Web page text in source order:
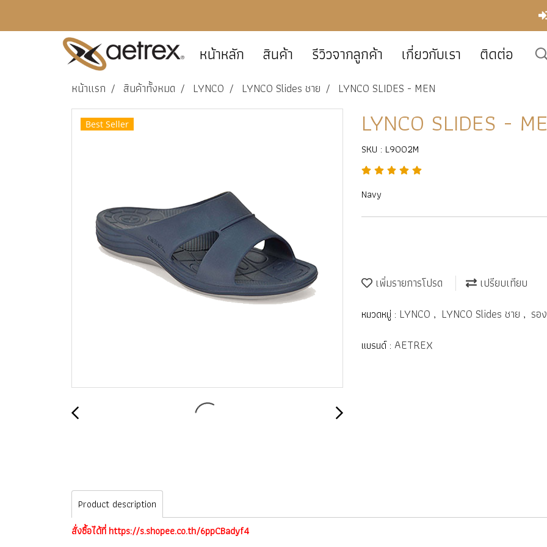
หน้าหลัก สินค้า รีวิวจากลูกค้า เกี่ยวกับเรา ติดต่อ
หน้าแรก สินค้าทั้งหมด LYNCO LYNCO Slides ชาย LYNCO SLIDES - MEN
Best Seller LYNCO SLIDES -
SKU : L9002M
Navy
เพิ่มรายการโปรด เปรียบเทียบ
หมวดหมู่ : LYNCO , LYNCO Slides ชาย , รอ
แบรนด์ : AETREX
Product description
สั่งซื้อได้ที่ https://s.shopee.co.th/6ppCBadyf4